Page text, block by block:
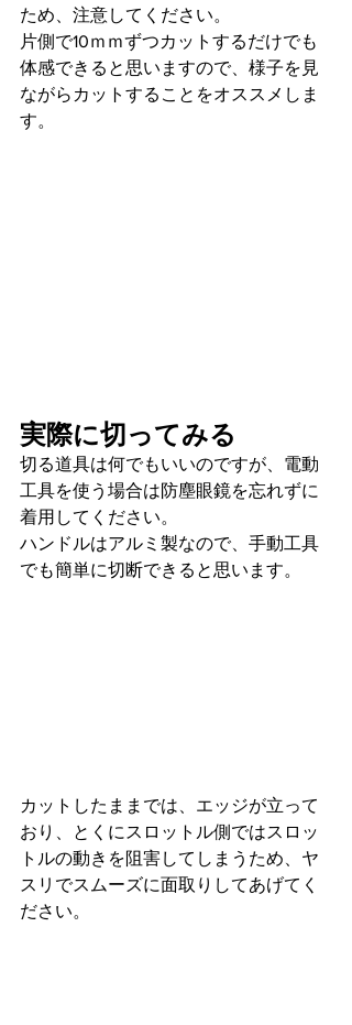
ため、注意してください。
片側で10ｍｍずつカットするだけでも
体感できると思いますので、様子を見
ながらカットすることをオススメしま
す。
実際に切ってみる
切る道具は何でもいいのですが、電動
工具を使う場合は防塵眼鏡を忘れずに
着用してください。
ハンドルはアルミ製なので、手動工具
でも簡単に切断できると思います。
カットしたままでは、エッジが立って
おり、とくにスロットル側ではスロッ
トルの動きを阻害してしまうため、ヤ
スリでスムーズに面取りしてあげてく
ださい。